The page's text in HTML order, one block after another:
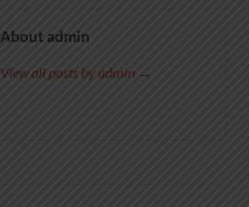
About admin
View all posts by admin →